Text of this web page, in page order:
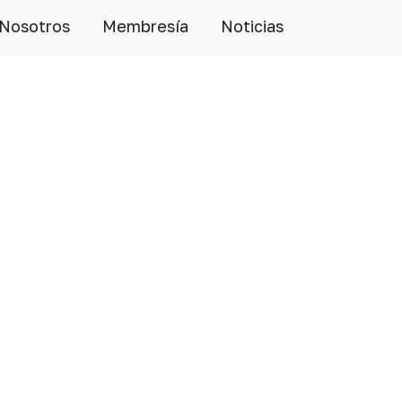
Membresía Noticias